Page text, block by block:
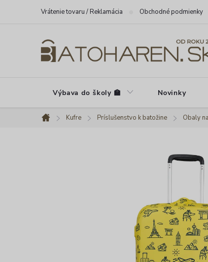
Vrátenie tovaru / Reklamácia Obchodné podmienky
Výbava do školy 🏫 Novinky
Domov
Kufre Príslušenstvo k batožine Obaly